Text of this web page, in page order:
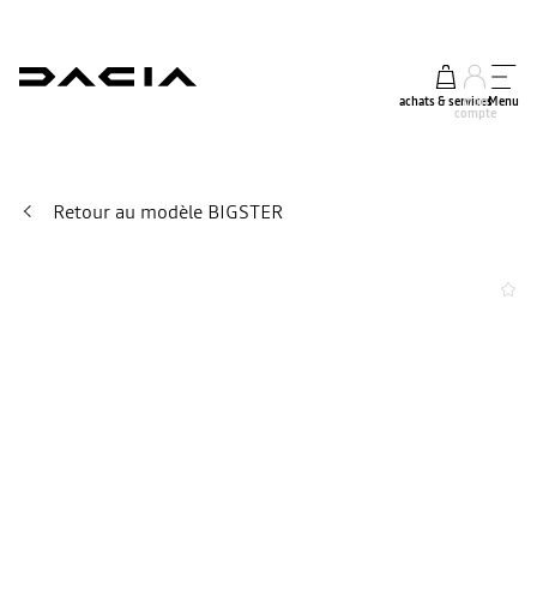
achats & services
mon
compte
Menu
Retour au modèle BIGSTER